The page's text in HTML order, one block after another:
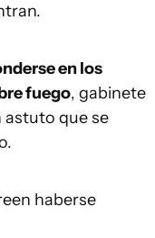
en los
fuego, gabinete
astuto que se
haberse